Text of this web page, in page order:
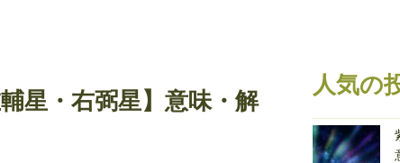
星・右弼星】意味・解
人気の